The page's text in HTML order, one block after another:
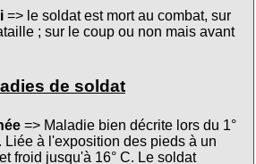
=> le soldat est mort au combat, sur
; sur le coup ou non mais avant
de soldat
=> Maladie bien décrite lors du 1°
Liée à l'exposition des pieds à un
froid jusqu'à 16° C. Le soldat